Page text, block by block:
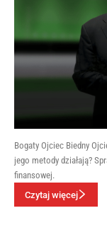
Bogaty Ojciec Biedny
jego metody działają?
finansowej.
Czytaj więcej